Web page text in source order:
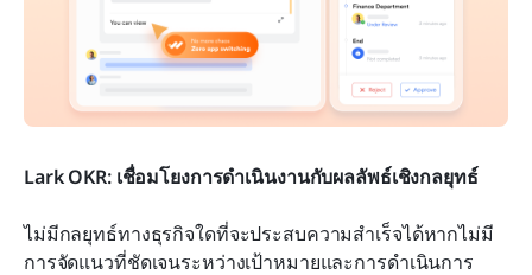
Lark OKR: เชื่อมโยงการดำเนินงานกับผลลัพธ์เชิงกลยุทธ์
ไม่มีกลยุทธ์ทางธุรกิจใดที่จะประสบความสำเร็จได้หากไม่มี